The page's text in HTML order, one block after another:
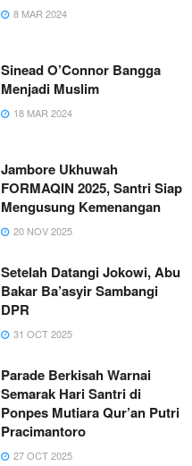
8 MAR 2024
Sinead O’Connor Bangga
Menjadi Muslim
18 MAR 2024
Jambore Ukhuwah
FORMAQIN 2025, Santri Siap
Mengusung Kemenangan
20 NOV 2025
Setelah Datangi Jokowi, Abu
Bakar Ba’asyir Sambangi
DPR
31 OCT 2025
Parade Berkisah Warnai
Semarak Hari Santri di
Ponpes Mutiara Qur’an Putri
Pracimantoro
27 OCT 2025